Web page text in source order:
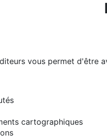
vous permet d'être
cartographiques